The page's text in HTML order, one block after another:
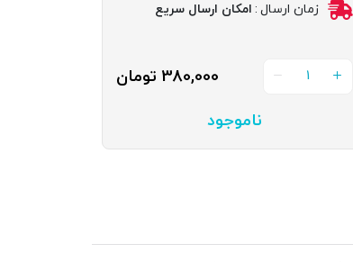
زمان ارسال : امکان ارسال سریع
1
380,000 تومان
ناموجود